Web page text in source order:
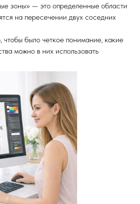
зоны» — это определенные области
на пересечении двух соседних
чтобы было четкое понимание, какие
можно в них использовать